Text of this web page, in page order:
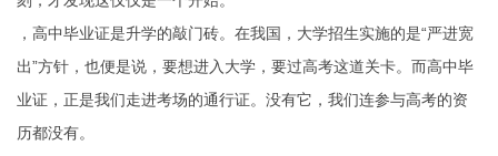
，高中毕业证是升学的敲门砖。在我国，大学招生实施的是“严进宽
出”方针，也便是说，要想进入大学，要过高考这道关卡。而高中毕
业证，正是我们走进考场的通行证。没有它，我们连参与高考的资
历都没有。